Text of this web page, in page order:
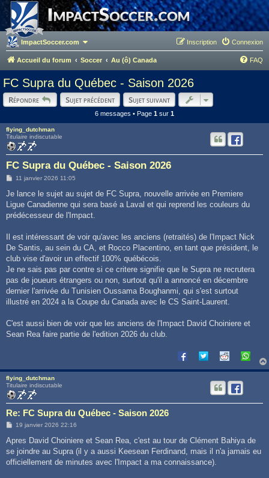
ImpactSoccer.com Connexion
Inscription
Accueil du forum Soccer Au (ô) Canada FAQ
FC Supra du Québec - Saison 2026
Répondre Sujet précédent Sujet suivant
6 messages • Page 1 sur 1
flying_dutchman
Titulaire indiscutable
FC Supra du Québec - Saison 2026
M
s
a
g
11 janvier 2026 11:05
Je lance le sujet au sujet de FC Supra, nouvelle arrivée en Premiere
Ligue Canadienne qui sera basé a Laval et qui reprend les couleurs du
prédécesseur de l'Impact.
Il est intéressant de voir qu'avec les anciens (retraités) de l'Impact Nick
De Santis, au sein du CA, et Rocco Placentino, en tant que président, le
club vise d'avoir un effectif 100% québécois.
Je ne sais pas par contre si ce critere signifie que le Supra ne recrutera
pas de joueurs étrangers ou non, surtout qu'il a annoncé en décembre
dernier l'arrivée du Tunisien Oussama Boughanmi, qui s'est surtout
illustré en 2024 a la Coupe du Canada avec le CS Saint-Laurent.
C'est aussi bien de voir que les anciens de l'Impact David Choiniere et
Sean Rea faire partie de l'edition 2026 du club.
flying_dutchman
Titulaire indiscutable
Re: FC Supra du Québec - Saison 2026
M
s
a
g
19 janvier 2026 22:16
Apres David Choiniere et Sean Rea, c'est au tour de Clément Bahiya de
se joindre au Supra (il y a aussi Keesean Ferdinand, mais il n'a jamais eu
officiellement de minutes avec l'Impact a ma connaissance).